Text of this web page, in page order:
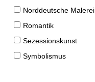
Norddeutsche Malerei
Romantik
Sezessionskunst
Symbolismus